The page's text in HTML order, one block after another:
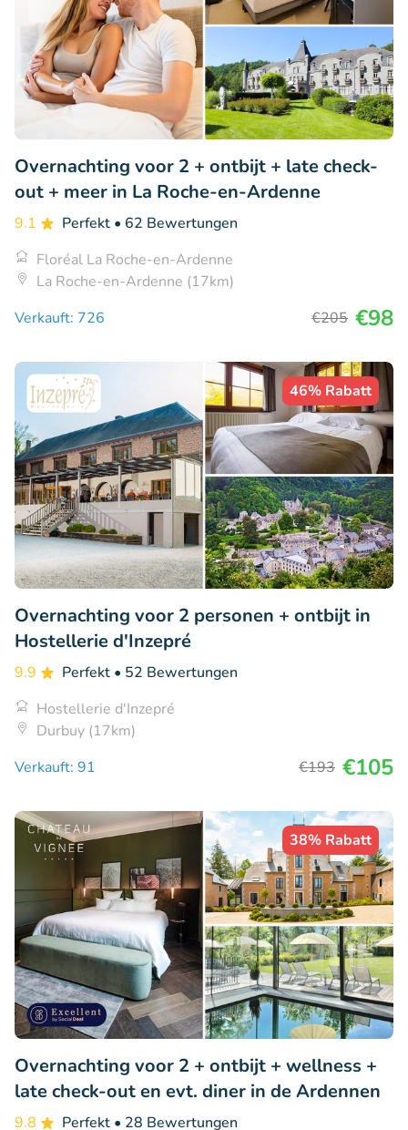
Overnachting voor 2 + ontbijt + late check-
out + meer in La Roche-en-Ardenne
9.1 Perfekt • 62 Bewertungen
Floréal La Roche-en-Ardenne
La Roche-en-Ardenne (17km)
Verkauft: 726
€205 €98
46% Rabatt
Overnachting voor 2 personen + ontbijt in
Hostellerie d'Inzepré
9.9 Perfekt • 52 Bewertungen
Hostellerie d'Inzepré
Durbuy (17km)
Verkauft: 91
€193 €105
38% Rabatt
Overnachting voor 2 + ontbijt + wellness +
late check-out en evt. diner in de Ardennen
9.8 Perfekt • 28 Bewertungen